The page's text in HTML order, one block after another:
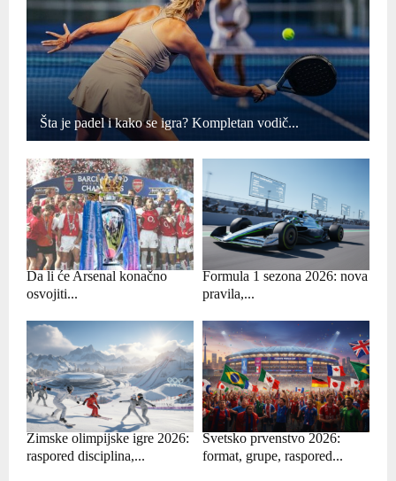
Šta je padel i kako se igra? Kompletan vodič...
Da li će Arsenal konačno
osvojiti...
Formula 1 sezona 2026: nova
pravila,...
Zimske olimpijske igre 2026:
raspored disciplina,...
Svetsko prvenstvo 2026:
format, grupe, raspored...